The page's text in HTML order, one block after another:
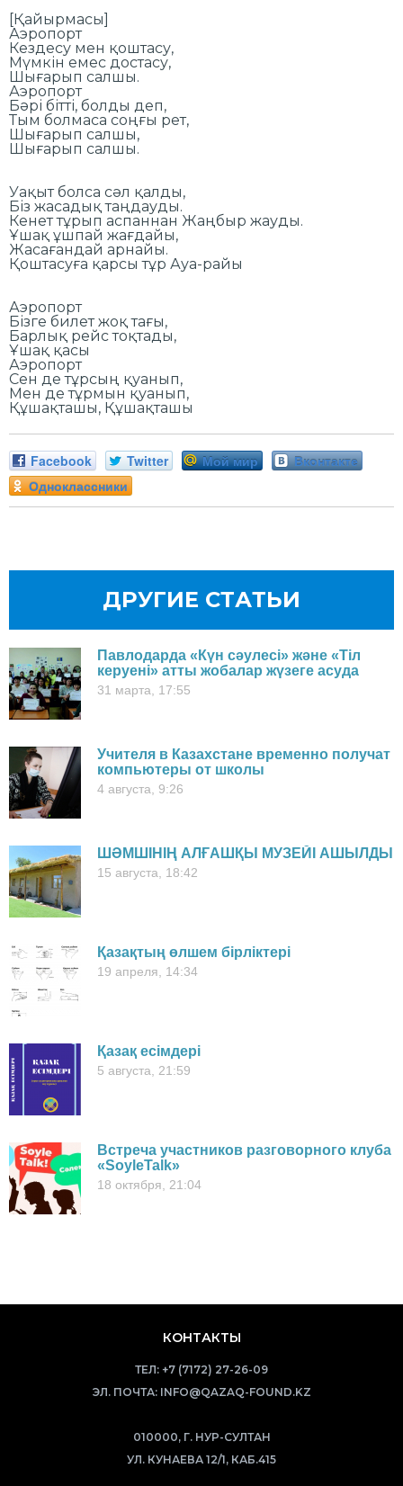
[Қайырмасы]
Аэропорт
Кездесу мен қоштасу,
Мүмкін емес достасу,
Шығарып салшы.
Аэропорт
Бәрі бітті, болды деп,
Тым болмаса соңғы рет,
Шығарып салшы,
Шығарып салшы.
Уақыт болса сәл қалды,
Біз жасадық таңдауды.
Кенет тұрып аспаннан Жаңбыр жауды.
Ұшақ ұшпай жағдайы,
Жасағандай арнайы.
Қоштасуға қарсы тұр Ауа-райы
Аэропорт
Бізге билет жоқ тағы,
Барлық рейс тоқтады,
Ұшақ қасы
Аэропорт
Сен де тұрсың қуанып,
Мен де тұрмын қуанып,
Құшақташы, Құшақташы
Facebook Twitter Мой мир
Вконтакте
Одноклассники
ДРУГИЕ СТАТЬИ
Павлодарда «Күн сәулесі» және «Тіл
керуені» атты жобалар жүзеге асуда
31 марта, 17:55
Учителя в Казахстане временно получат
компьютеры от школы
4 августа, 9:26
ШӘМШІНІҢ АЛҒАШҚЫ МУЗЕЙІ АШЫЛДЫ
15 августа, 18:42
Қазақтың өлшем бірліктері
19 апреля, 14:34
Қазақ есімдері
5 августа, 21:59
Встреча участников разговорного клуба
«SoyleTalk»
18 октября, 21:04
КОНТАКТЫ
ТЕЛ: +7 (7172) 27-26-09
ЭЛ. ПОЧТА: INFO@QAZAQ-FOUND.KZ
010000, Г. НУР-СУЛТАН
УЛ. КУНАЕВА 12/1, КАБ.415